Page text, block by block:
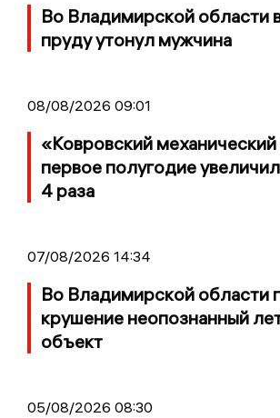
Во Владимирской области
пруду утонул мужчина
08/08/2026 09:01
«Ковровский механический
первое полугодие
4 раза
07/08/2026 14:34
Во Владимирской области
крушение неопознанный
объект
05/08/2026 08:30